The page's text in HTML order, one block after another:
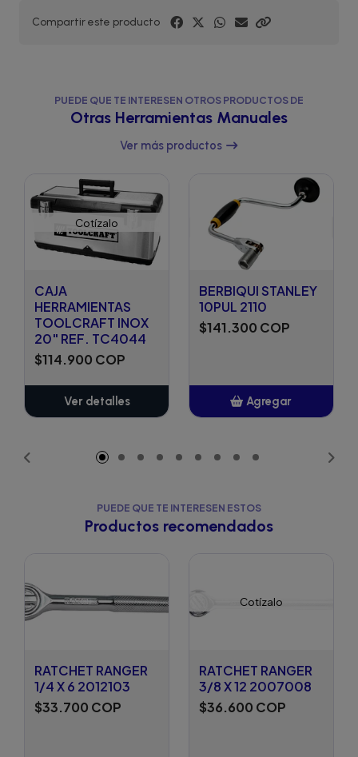
Compartir este producto
PUEDE QUE TE INTERESEN OTROS PRODUCTOS DE
Otras Herramientas Manuales
Ver más productos
Cotízalo
CAJA
HERRAMIENTAS
TOOLCRAFT INOX
20" REF. TC4044
$114.900 COP
Ver detalles
BERBIQUI STANLEY
10PUL 2110
$141.300 COP
Agregar
PUEDE QUE TE INTERESEN ESTOS
Productos recomendados
RATCHET RANGER
1/4 X 6 2012103
$33.700 COP
Cotízalo
RATCHET RANGER
3/8 X 12 2007008
$36.600 COP